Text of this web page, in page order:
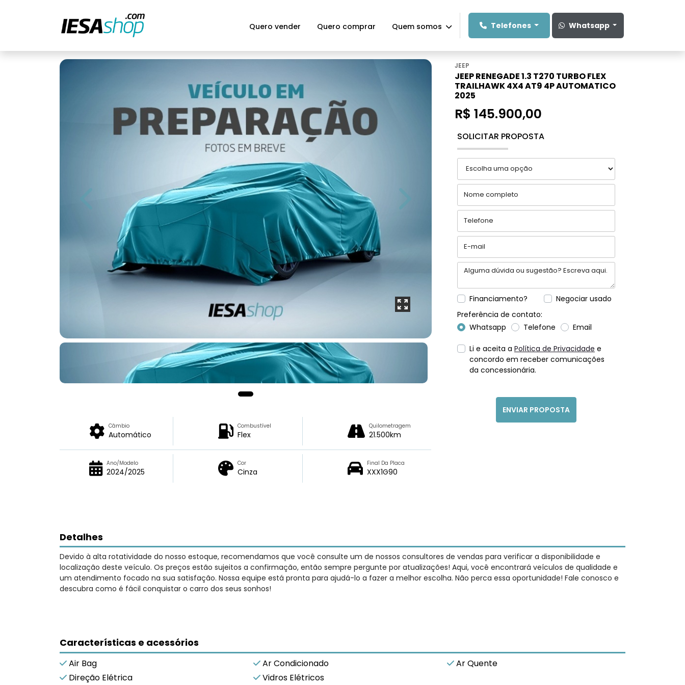
Quero vender Quero comprar Quem somos Telefones Whatsapp
JEEP
JEEP RENEGADE 1.3 T270 TURBO FLEX
TRAILHAWK 4X4 AT9 4P AUTOMATICO
2025
R$ 145.900,00
SOLICITAR PROPOSTA
Financiamento?
Negociar usado
Preferência de contato:
Whatsapp
Telefone Email
Li e aceita a Política de Privacidade e
concordo em receber comunicações
da concessionária.
ENVIAR PROPOSTA
Câmbio
Automático
Combustível
Flex
Quilometragem
21.500km
Ano/Modelo
2024/2025
Cor
Cinza
Final Da Placa
XXX1G90
Detalhes
Devido à alta rotatividade do nosso estoque, recomendamos que você consulte um de nossos consultores de vendas para verificar a disponibilidade e
localização deste veículo. Os preços estão sujeitos a confirmação, então sempre pergunte por atualizações! Aqui, você encontrará veículos de qualidade e
um atendimento focado na sua satisfação. Nossa equipe está pronta para ajudá-lo a fazer a melhor escolha. Não perca essa oportunidade! Fale conosco e
descubra como é fácil conquistar o carro dos seus sonhos!
Características e acessórios
Air Bag Ar Condicionado
Ar Quente
Direção Elétrica
Vidros Elétricos